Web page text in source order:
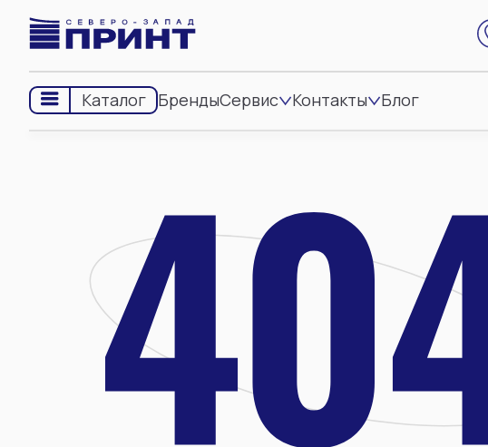
Каталог БрендыСервис Контакты Блог